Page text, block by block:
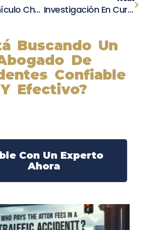
Cuarto Vehículo Choca Con Ambulancia Y Camión De Bomberos En Carretera 4 Investigación En Curso Después De La Muerte De Un Hombre De 22 Años En Accidente En La Maine Turnpike
Buscando Un
De
Confiable
Y Efectivo?
Con Un Experto
Ahora